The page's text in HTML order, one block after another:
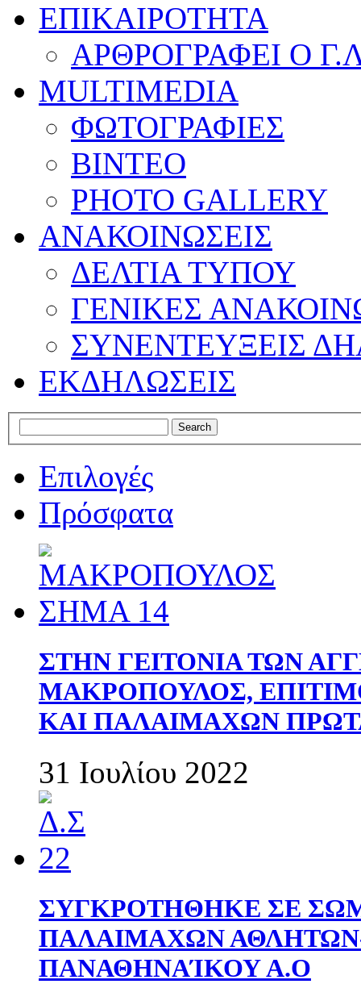
ΕΠΙΚΑΙΡΟΤΗΤΑ
ΑΡΘΡΟΓΡΑΦΕΙ Ο
MULTIMEDIA
ΦΩΤΟΓΡΑΦΙΕΣ
ΒΙΝΤΕΟ
PHOTO GALLERY
ΑΝΑΚΟΙΝΩΣΕΙΣ
ΔΕΛΤΙΑ ΤΥΠΟΥ
ΓΕΝΙΚΕΣ
ΣΥΝΕΝΤΕΥΞΕΙΣ
ΕΚΔΗΛΩΣΕΙΣ
Επιλογές
Πρόσφατα
ΣΤΗΝ ΓΕΙΤΟΝΙΑ ΤΩΝ
ΜΑΚΡΟΠΟΥΛΟΣ,
ΚΑΙ ΠΑΛΑΙΜΑΧΩΝ
31 Ιουλίου 2022
ΣΥΓΚΡΟΤΗΘΗΚΕ ΣΕ
ΠΑΛΑΙΜΑΧΩΝ
ΠΑΝΑΘΗΝΑΊΚΟΥ Α.Ο